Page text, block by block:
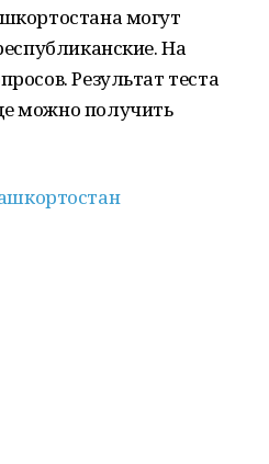
могут
На
Результат теста
можно получить